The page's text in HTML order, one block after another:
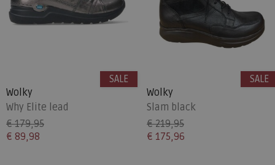
Wolky
Why Elite lead
€ 179,95
€ 89,98
SALE
Wolky
Slam black
€ 219,95
€ 175,96
SALE